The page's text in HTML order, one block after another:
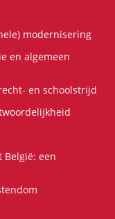
modernisering
en algemeen
en schoolstrijd
België: een